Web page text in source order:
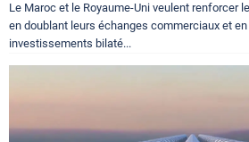
Le Maroc et le Royaume-Uni veulent renforcer
en doublant leurs échanges commerciaux et
investissements bilaté...